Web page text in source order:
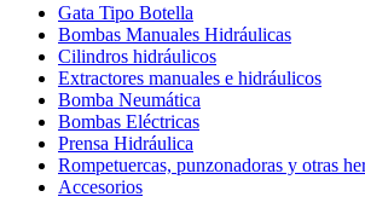
Gata Tipo Botella
Bombas Manuales Hidráulicas
Cilindros hidráulicos
Extractores manuales e hidráulicos
Bomba Neumática
Bombas Eléctricas
Prensa Hidráulica
Rompetuercas, punzonadoras y otras
Accesorios